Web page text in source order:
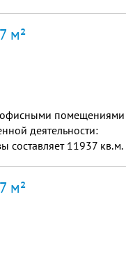
м²
офисными помещениями
деятельности:
составляет 11937 кв.м.
м²